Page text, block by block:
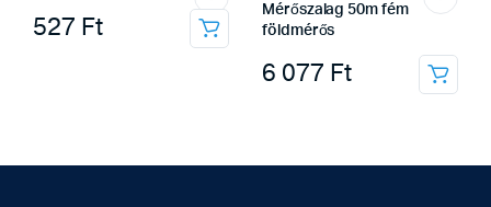
527 Ft
Mérőszalag 50m fém
földmérős
6 077 Ft